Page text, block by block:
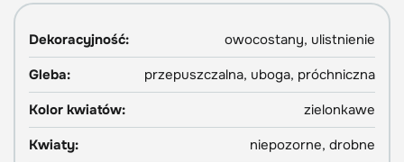
Dekoracyjność:
owocostany, ulistnienie
Gleba:
przepuszczalna, uboga, próchniczna
Kolor kwiatów:
zielonkawe
Kwiaty:
niepozorne, drobne